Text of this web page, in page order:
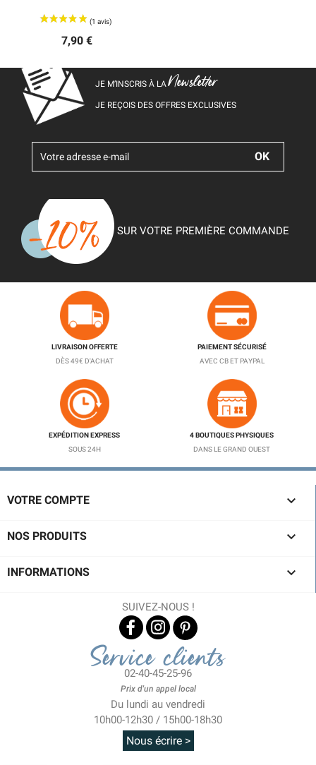
7,90 €
JE M’INSCRIS À LANewsletter
JE REÇOIS DES OFFRES EXCLUSIVES
SUR VOTRE PREMIÈRE COMMANDE
LIVRAISON OFFERTE
DÈS 49€ D'ACHAT
PAIEMENT SÉCURISÉ
AVEC CB ET PAYPAL
EXPÉDITION EXPRESS
SOUS 24H
4 BOUTIQUES PHYSIQUES
DANS LE GRAND OUEST
VOTRE COMPTE 
NOS PRODUITS 
INFORMATIONS 
SUIVEZ-NOUS !
Service clients
02-40-45-25-96
Prix d'un appel local
Du lundi au vendredi
10h00-12h30 / 15h00-18h30
Nous écrire >